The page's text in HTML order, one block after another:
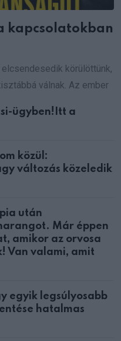
kapcsolatokban
körülöttünk,
válnak. Az ember
ügyben!Itt a
közül:
változás közeledik
után
Már éppen
amikor az orvosa
Van valami, amit
egyik legsúlyosabb
hatalmas